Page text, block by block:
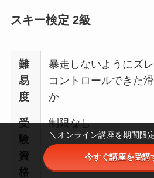
スキー検定 2級
難
易
度
暴走しないようにズ
コントロールできた
か
受
験
資
格
制限なし
＼オンライン講座を期間限
今すぐ講座を受講